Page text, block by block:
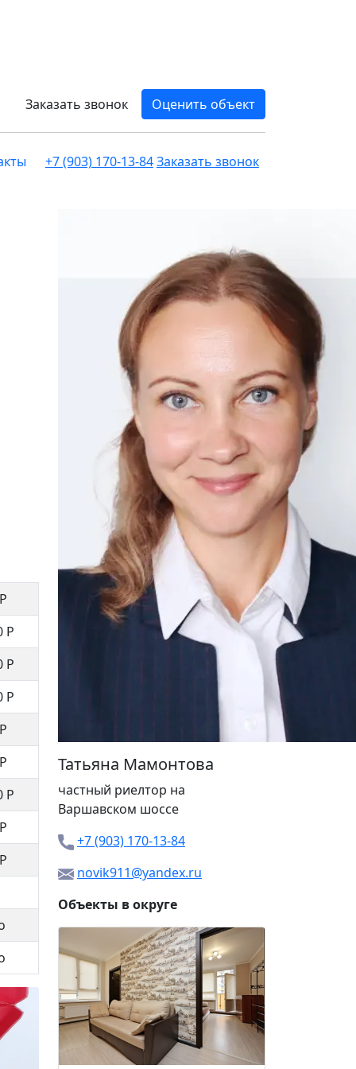
Заказать звонок Оценить объект
+7 (903) 170-13-84Заказать звонок
Р
Р
Р
Р
Татьяна Мамонтова
частный риелтор на
Варшавском шоссе
+7 (903) 170-13-84
novik911@yandex.ru
Объекты в округе